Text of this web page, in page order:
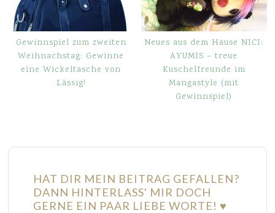
Gewinnspiel zum zweiten
Weihnachstag: Gewinne
eine Wickeltasche von
Lässig!
Neues aus dem Hause NICI:
AYUMIS – treue
Kuschelfreunde im
Mangastyle (mit
Gewinnspiel)
HAT DIR MEIN BEITRAG GEFALLEN?
DANN HINTERLASS' MIR DOCH
GERNE EIN PAAR LIEBE WORTE! ♥